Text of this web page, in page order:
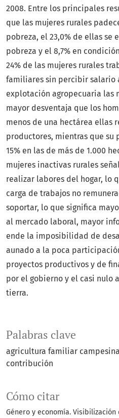
Palabras clave
agricultura familiar campesina
contribución
Cómo citar
Género y economía.
2008. Entre los principales
que las mujeres rurales
pobreza, el 23,0% de ellas se
pobreza y el 8,7% en
24% de las mujeres rurales
familiares sin percibir salario
explotación agropecuaria las
mayor desventaja que los
menos de una hectárea ellas
productores, mientras que
15% en las de más de 1.000
mujeres inactivas rurales
realizar labores del hogar, lo
carga de trabajos no
soportar, lo que significa
al mercado laboral, mayor
ende la imposibilidad de
aunado a la poca
proyectos productivos y de
por el gobierno y el casi nulo
tierra.